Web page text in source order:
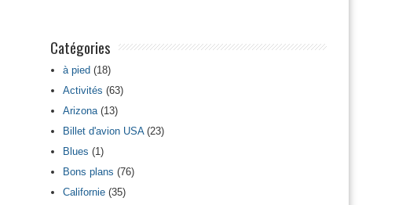
Catégories
à pied (18)
Activités (63)
Arizona(13)
Billet d'avion USA(23)
Blues (1)
Bons plans (76)
Californie (35)